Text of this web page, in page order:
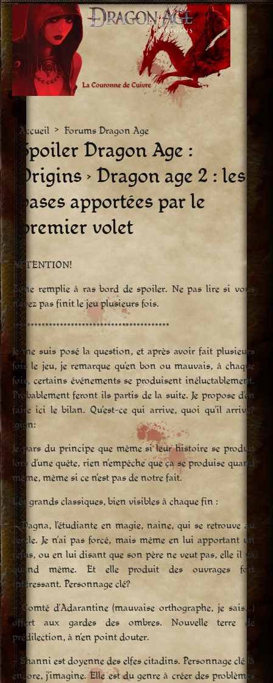
Aller
vers
le
contenu
Accueil > Forums Dragon Age
Spoiler Dragon Age :
Origins › Dragon age 2 : les
bases apportées par le
premier volet
ATTENTION!
Zone remplie à ras bord de spoiler. Ne pas lire si vous
n’avez pas finit le jeu plusieurs fois.
*******************************************
Je me suis posé la question, et après avoir fait plusieurs
fois le jeu, je remarque qu’en bon ou mauvais, à chaque
fois, certains événements se produisent inéluctablement.
Probablement feront ils partis de la suite. Je propose d’en
faire ici le bilan. Qu’est-ce qui arrive, quoi qu’il arrive?
:gign:
Je pars du principe que même si leur histoire se produit
lors d’une quête, rien n’empêche que ça se produise quand
même, même si ce n’est pas de notre fait.
Les grands classiques, bien visibles à chaque fin :
– Dagna, l’étudiante en magie, naine, qui se retrouve au
cercle. Je n’ai pas forcé, mais même en lui apportant un
refus, ou en lui disant que son père ne veut pas, elle il va
quand même. Et elle produit des ouvrages fort
intéressant. Personnage clé?
– Comté d’Adarantine (mauvaise orthographe, je sais…)
offert aux gardes des ombres. Nouvelle terre de
prédilection, à n’en point douter.
– Shanni est doyenne des elfes citadins. Personnage clé là
encore, j’imagine. Elle est du genre à créer des problèmes